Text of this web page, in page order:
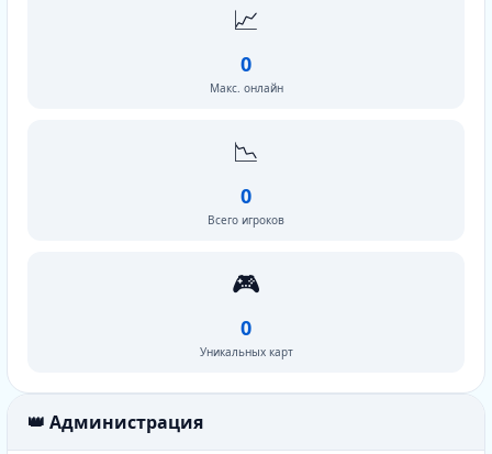
📈
0
Макс. онлайн
📉
0
Всего игроков
🎮
0
Уникальных карт
👑 Администрация